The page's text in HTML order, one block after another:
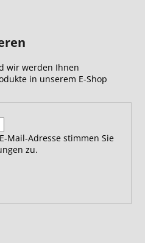
wir werden Ihnen
in unserem E-Shop
Mail-Adresse stimmen Sie
zu.